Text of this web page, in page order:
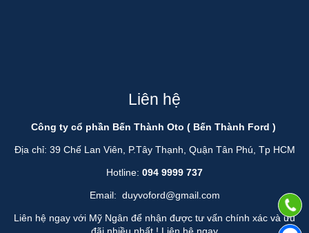
Liên hệ
Công ty cổ phần Bến Thành Oto ( Bến Thành Ford )
Địa chỉ: 39 Chế Lan Viên, P.Tây Thạnh, Quận Tân Phú, Tp HCM
Hotline: 094 9999 737
Email: duyvoford@gmail.com
Liên hệ ngay với Mỹ Ngân để nhận được tư vấn chính xác và ưu